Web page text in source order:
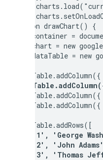
  function drawChart() {
var container =
var chart = new
var dataTable = new
    dataTable.addRows([
'1', 'George
'2', 'John Adams'
'3', 'Thomas